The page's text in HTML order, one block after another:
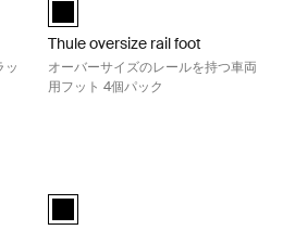
ッ
Thule oversize rail foot
オーバーサイズのレールを持つ車両
用フット 4個パック
black (selected)